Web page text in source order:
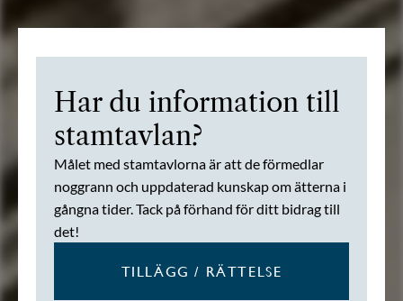
Har du information till
stamtavlan?
Målet med stamtavlorna är att de förmedlar
noggrann och uppdaterad kunskap om ätterna i
gångna tider. Tack på förhand för ditt bidrag till
det!
TILLÄGG / RÄTTELSE